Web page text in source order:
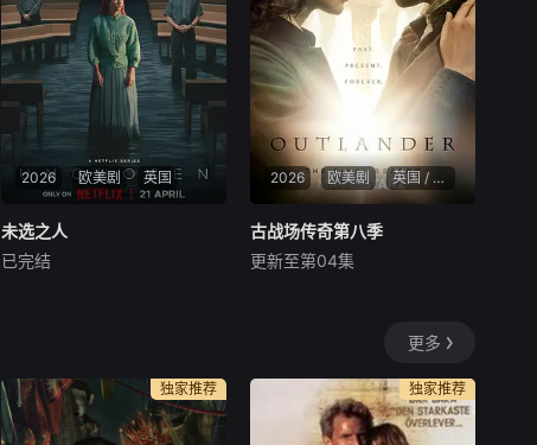
理家庭关系和执法工作带来的
精神压力。
2026 欧美剧 英国
未选之人
子。但在命运的安排下，她与
逃狱的囚犯Sam相遇了，并因
未选之人
已完结
2026 欧美剧 英国 / 美国
古战场传奇第八季
凯特芮娜·巴尔夫
奇》第八季，并确定是最终
古战场传奇第八季
更新至第04集
更多
独家推荐 独家推荐